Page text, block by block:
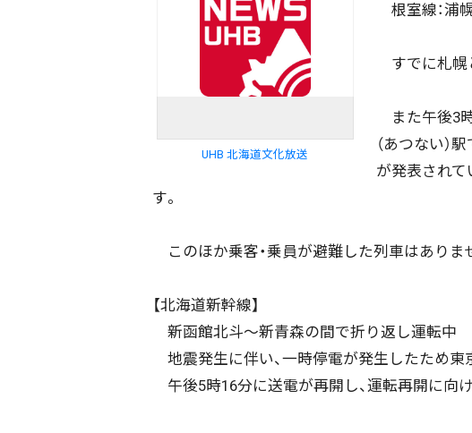
UHB 北海道文化放送
根室線：浦
すでに札幌
また午後3時
（あつない）
が発表されて
す。
このほか乗客・乗員が避難した列車はありま
【北海道新幹線】
新函館北斗～新青森の間で折り返し運転中
地震発生に伴い、一時停電が発生したため
午後5時16分に送電が再開し、運転再開に向